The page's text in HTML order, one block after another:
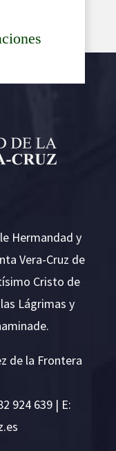
Hermandad y
Vera-Cruz de
Cristo de
Lágrimas y
de la Frontera
924 639 | E: